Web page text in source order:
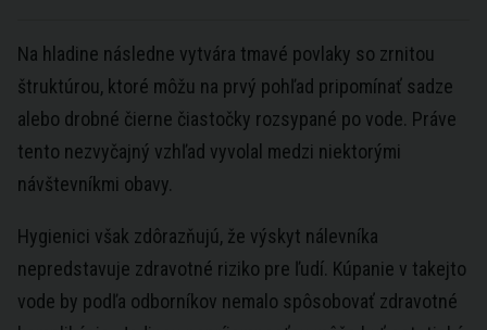
Na hladine následne vytvára tmavé povlaky so zrnitou
štruktúrou, ktoré môžu na prvý pohľad pripomínať sadze
alebo drobné čierne čiastočky rozsypané po vode. Práve
tento nezvyčajný vzhľad vyvolal medzi niektorými
návštevníkmi obavy.
Hygienici však zdôrazňujú, že výskyt nálevníka
nepredstavuje zdravotné riziko pre ľudí. Kúpanie v takejto
vode by podľa odborníkov nemalo spôsobovať zdravotné